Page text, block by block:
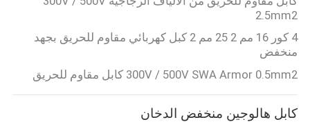
2.5mm2
4 كور 16 مم 2 25 مم 2 كبل كهربائي مقاوم للحريق بجهد
منخفض
300V / 500V SWA Armor 0.5mm2 كابل مقاوم للحريق
كابل هالوجين منخفض الدخان